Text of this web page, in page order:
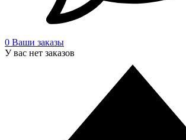
0 Ваши заказы
У вас нет заказов